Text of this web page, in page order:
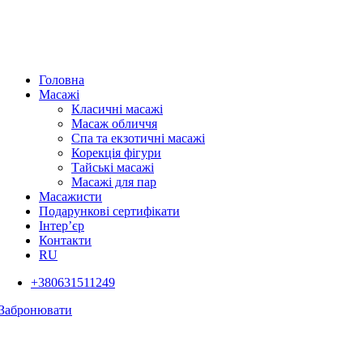
Головна
Масажі
Класичні масажі
Масаж обличчя
Спа та екзотичні масажі
Корекція фігури
Тайські масажі
Масажі для пар
Масажисти
Подарункові сертифікати
Інтер’єр
Контакти
RU
+380631511249